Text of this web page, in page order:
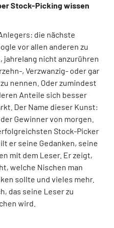
Stock-Picking wissen
die nächste
vor allen anderen zu
jahrelang nicht anzurühren
, Verzwanzig- oder gar
nennen. Oder zumindest
Anteile sich besser
Der Name dieser Kunst:
Gewinner von morgen.
Stock-Picker
er seine Gedanken, seine
mit dem Leser. Er zeigt,
welche Nischen man
sollte und vieles mehr.
das seine Leser zu
wird.